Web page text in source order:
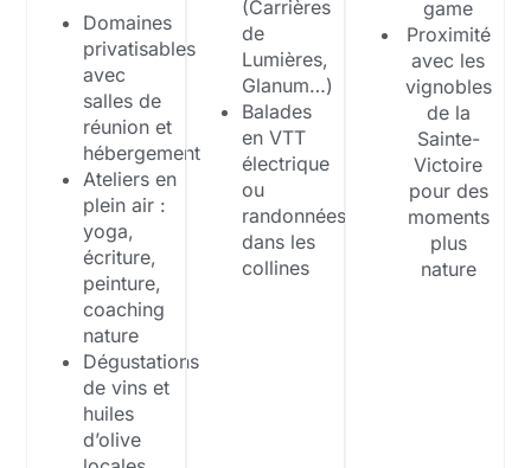
Domaines
privatisables
avec
salles de
réunion et
hébergement
Ateliers en
plein air :
yoga,
écriture,
peinture,
coaching
nature
Dégustations
de vins et
huiles
d’olive
(Carrières
de
Lumières,
Glanum…)
Balades
en VTT
électrique
ou
randonnées
dans les
collines
game
Proximité
avec les
vignobles
de la
Sainte-
Victoire
pour des
moments
plus
nature